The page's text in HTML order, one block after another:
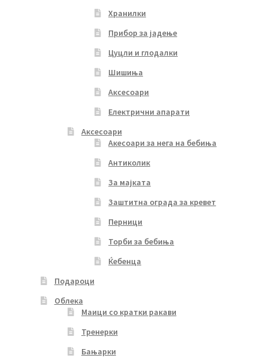
Хранилки
Прибор за јадење
Цуцли и глодалки
Шишиња
Аксесоари
Електрични апарати
Аксесоари
Акесоари за нега на бебиња
Антиколик
За мајката
Заштитна ограда за кревет
Перници
Торби за бебиња
Ќебенца
Подароци
Облека
Маици со кратки ракави
Тренерки
Бањарки